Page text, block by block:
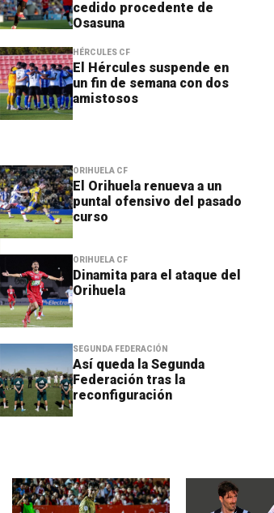
cedido procedente de
Osasuna
HÉRCULES CF
El Hércules suspende en
un fin de semana con dos
amistosos
ORIHUELA CF
El Orihuela renueva a un
puntal ofensivo del pasado
curso
ORIHUELA CF
Dinamita para el ataque del
Orihuela
SEGUNDA FEDERACIÓN
Así queda la Segunda
Federación tras la
reconfiguración